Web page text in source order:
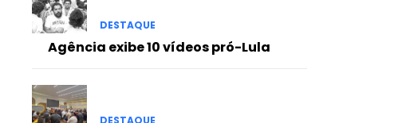
DESTAQUE
Agência exibe 10 vídeos pró-Lula